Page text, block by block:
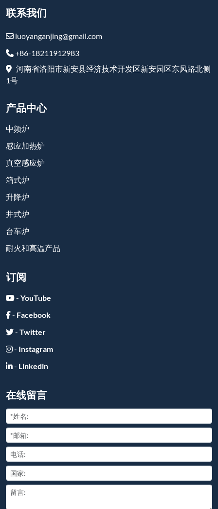
联系我们
luoyanganjing@gmail.com
+86-18211912983
河南省洛阳市新安县经济技术开发区新安园区东风路北侧
1号
产品中心
中频炉
感应加热炉
真空感应炉
箱式炉
升降炉
井式炉
台车炉
耐火和高温产品
订阅
- YouTube
- Facebook
- Twitter
- Instagram
- Linkedin
在线留言